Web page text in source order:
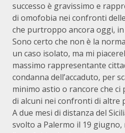
successo è gravissimo e
di omofobia nei confronti
che purtroppo ancora oggi,
Sono certo che non è la
un caso isolato, ma mi
massimo rappresentante
condanna dell’accaduto, per
minimo astio o rancore che ci
di alcuni nei confronti di altre
A due mesi di distanza del
svolto a Palermo il 19